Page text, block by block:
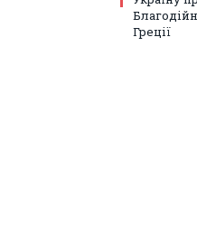
Греції